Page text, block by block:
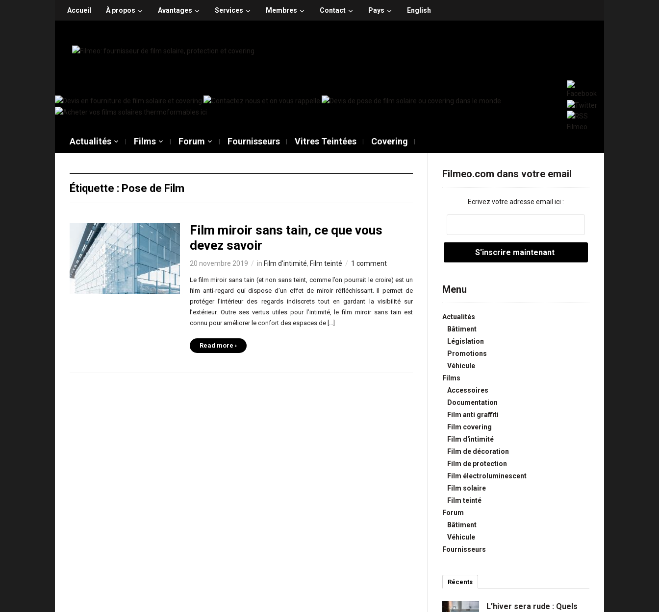
Accueil À propos Avantages Services Membres Contact Pays English
Actualités Films Forum Fournisseurs Vitres Teintées Covering
Étiquette : Pose de Film
Film miroir sans tain, ce que vous
devez savoir
20 novembre 2019 in Film d'intimité, Film teinté 1 comment
Le film miroir sans tain (et non sans teint, comme l’on pourrait le croire) est un
film anti-regard qui dispose d’un effet de miroir réfléchissant. Il permet de
protéger l’intérieur des regards indiscrets tout en gardant la visibilité sur
l’extérieur. Outre ses vertus utiles pour l’intimité, le film miroir sans tain est
connu pour améliorer le confort des espaces de […]
Read more ›
Filmeo.com dans votre email
Ecrivez votre adresse email ici :
Menu
Actualités
Bâtiment
Législation
Promotions
Véhicule
Films
Accessoires
Documentation
Film anti graffiti
Film covering
Film d'intimité
Film de décoration
Film de protection
Film électroluminescent
Film solaire
Film teinté
Forum
Bâtiment
Véhicule
Fournisseurs
Récents
L’hiver sera rude : Quels